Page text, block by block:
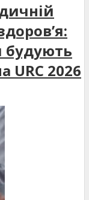
будують
URC 2026